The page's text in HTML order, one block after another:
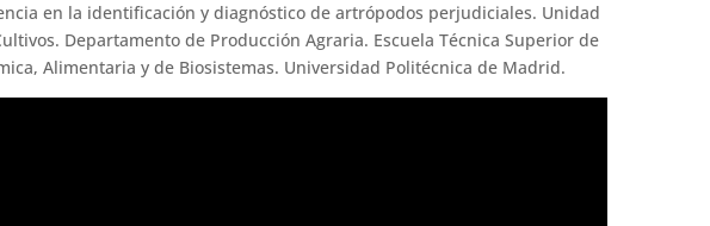
en la identificación y diagnóstico de artrópodos perjudiciales. Unidad
Departamento de Producción Agraria. Escuela Técnica Superior de
Alimentaria y de Biosistemas. Universidad Politécnica de Madrid.